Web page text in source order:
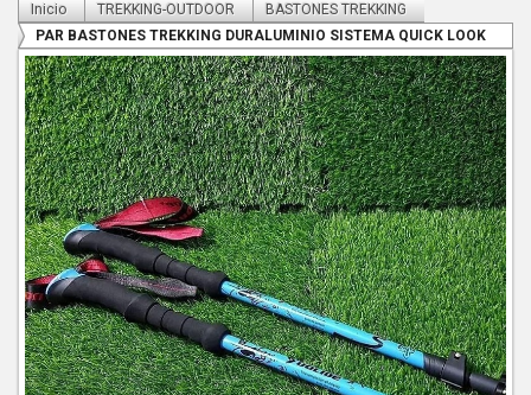
Inicio TREKKING-OUTDOOR
BASTONES TREKKING
PAR BASTONES TREKKING DURALUMINIO SISTEMA QUICK LOOK
MANGO ESPUMA - COPY